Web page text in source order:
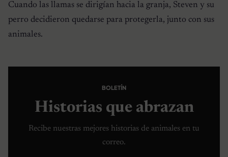
Cuando las llamas se dirigían hacia la granja, Steven y su
perro decidieron quedarse para protegerla, junto con sus
animales.
BOLETÍN
Historias que abrazan
Recibe nuestras mejores historias de animales en tu
correo.